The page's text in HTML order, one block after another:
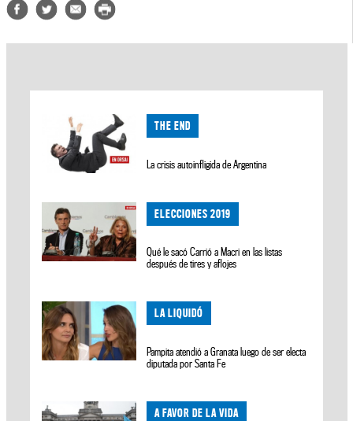
THE END
La crisis autoinfligida de Argentina
ELECCIONES 2019
Qué le sacó Carrió a Macri en las listas
después de tires y aflojes
LA LIQUIDÓ
Pampita atendió a Granata luego de ser electa
diputada por Santa Fe
A FAVOR DE LA VIDA